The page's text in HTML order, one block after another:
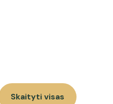
Skaityti visas